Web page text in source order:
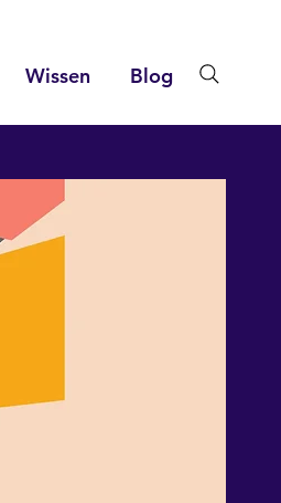
Wissen Blog